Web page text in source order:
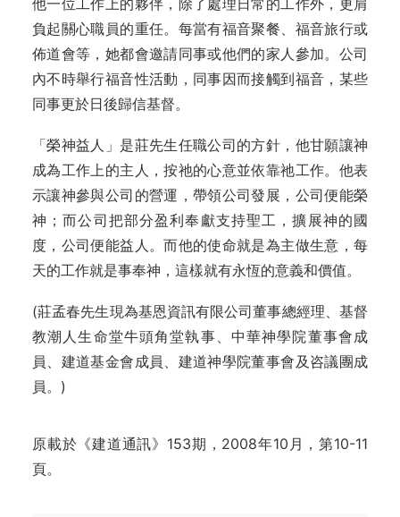
他一位工作上的夥伴，除了處理日常的工作外，更肩
負起關心職員的重任。每當有福音聚餐、福音旅行或
佈道會等，她都會邀請同事或他們的家人參加。公司
內不時舉行福音性活動，同事因而接觸到福音，某些
同事更於日後歸信基督。
「榮神益人」是莊先生任職公司的方針，他甘願讓神
成為工作上的主人，按祂的心意並依靠祂工作。他表
示讓神參與公司的營運，帶領公司發展，公司便能榮
神；而公司把部分盈利奉獻支持聖工，擴展神的國
度，公司便能益人。而他的使命就是為主做生意，每
天的工作就是事奉神，這樣就有永恆的意義和價值。
(莊孟春先生現為基恩資訊有限公司董事總經理、基督
教潮人生命堂牛頭角堂執事、中華神學院董事會成
員、建道基金會成員、建道神學院董事會及咨議團成
員。)
原載於《建道通訊》153期，2008年10月，第10-11
頁。